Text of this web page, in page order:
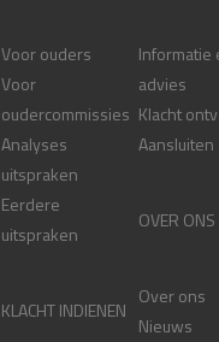
Voor ouders
Voor
oudercommissies
Analyses
uitspraken
Eerdere
uitspraken
KLACHT INDIENEN
Informatie
advies
Klacht
Aansluiten
OVER ONS
Over ons
Nieuws